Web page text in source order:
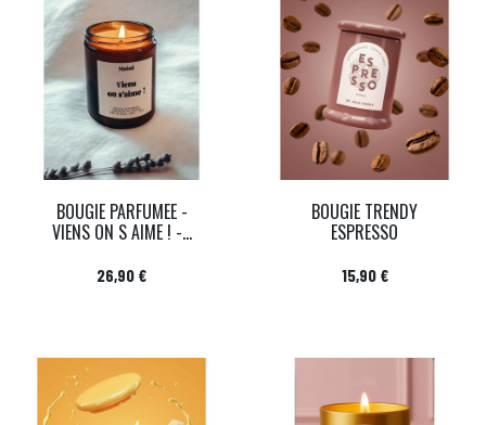
BOUGIE PARFUMEE -
VIENS ON S AIME ! -...
Prix
26,90 €
BOUGIE TRENDY
ESPRESSO
Prix
15,90 €